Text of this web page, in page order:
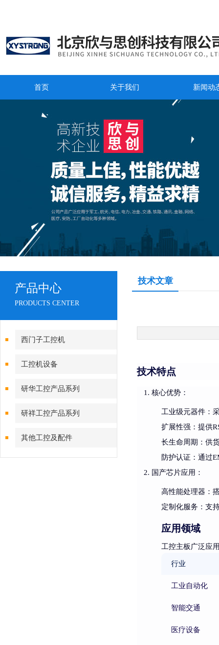
首页 关于我们 新闻动
产品中心
PRODUCTS CENTER
西门子工控机
工控机设备
研华工控产品系列
研祥工控产品系列
其他工控及配件
技术文章
技术特点
核心优势 ：
工业级元器件 ：
扩展性强 ：提供
长生命周期 ：供
防护认证 ：通过
国产芯片应用 ：
高性能处理器 ：
定制化服务 ：支
应用领域
工控主板广泛应
行业
工业自动化
智能交通
医疗设备